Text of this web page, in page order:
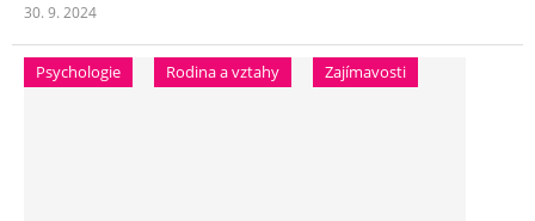
30. 9. 2024
Psychologie Rodina a vztahy Zajímavosti